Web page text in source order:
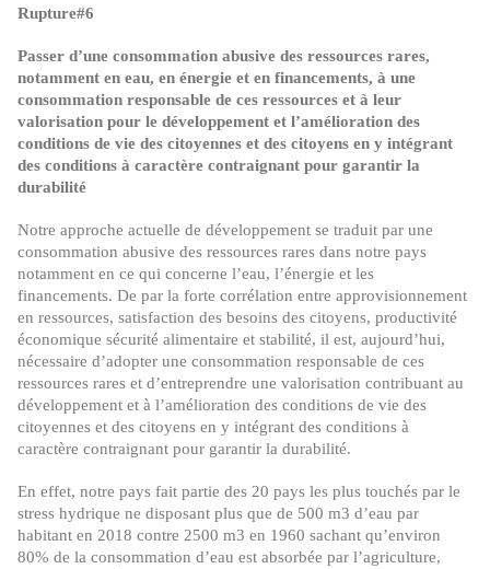
Rupture#6
Passer d’une consommation abusive des ressources rares,
notamment en eau, en énergie et en financements, à une
consommation responsable de ces ressources et à leur
valorisation pour le développement et l’amélioration des
conditions de vie des citoyennes et des citoyens en y intégrant
des conditions à caractère contraignant pour garantir la
durabilité
Notre approche actuelle de développement se traduit par une
consommation abusive des ressources rares dans notre pays
notamment en ce qui concerne l’eau, l’énergie et les
financements. De par la forte corrélation entre approvisionnement
en ressources, satisfaction des besoins des citoyens, productivité
économique sécurité alimentaire et stabilité, il est, aujourd’hui,
nécessaire d’adopter une consommation responsable de ces
ressources rares et d’entreprendre une valorisation contribuant au
développement et à l’amélioration des conditions de vie des
citoyennes et des citoyens en y intégrant des conditions à
caractère contraignant pour garantir la durabilité.
En effet, notre pays fait partie des 20 pays les plus touchés par le
stress hydrique ne disposant plus que de 500 m3 d’eau par
habitant en 2018 contre 2500 m3 en 1960 sachant qu’environ
80% de la consommation d’eau est absorbée par l’agriculture,